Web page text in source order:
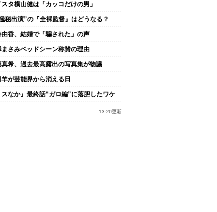
タ横山健は「カッコだけの男」
秘出演”の『全裸監督』はどうなる？
由香、結婚で「騙された」の声
まさみベッドシーン称賛の理由
真希、過去最高露出の写真集が物議
が芸能界から消える日
スなか』最終話“ガロ編”に落胆したワケ
13:20更新